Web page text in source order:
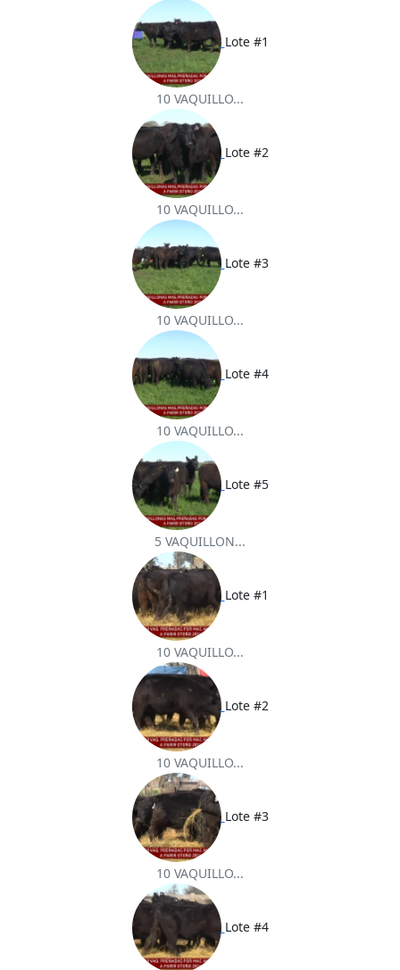
Lote #1
10 VAQUILLO...
Lote #2
10 VAQUILLO...
Lote #3
10 VAQUILLO...
Lote #4
10 VAQUILLO...
Lote #5
5 VAQUILLON...
Lote #1
10 VAQUILLO...
Lote #2
10 VAQUILLO...
Lote #3
10 VAQUILLO...
Lote #4